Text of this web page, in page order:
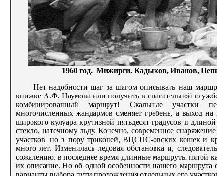
1960 год. Мижирги. Кадыков, Иванов,
Нет надобности шаг за шагом описывать наш
книжке А.Ф. Наумова или получить в спасательной
комбинированный маршрут! Скальные участки
многочисленных жандармов сменяет гребень, а выход
широкого кулуара крутизной пятьдесят градусов и
стекло, натечному льду. Конечно, современное
участков, но в пору триконей, ВЦСПС-овских кошек и
много лет. Изменилась ледовая обстановка и,
сожалению, в последнее время длинные маршруты пятой
их описание. Но об одной особенности нашего маршрута